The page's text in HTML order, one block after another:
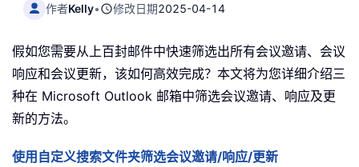
作者Kelly• 修改日期2025-04-14
假如您需要从上百封邮件中快速筛选出所有会议邀请、会议
响应和会议更新，该如何高效完成？本文将为您详细介绍三
种在 Microsoft Outlook 邮箱中筛选会议邀请、响应及更
新的方法。
使用自定义搜索文件夹筛选会议邀请/响应/更新